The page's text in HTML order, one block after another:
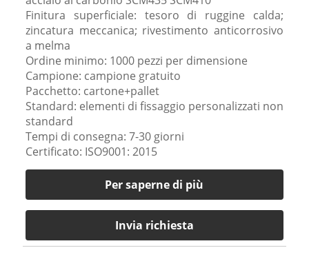
Finitura superficiale: tesoro di ruggine calda;
zincatura meccanica; rivestimento anticorrosivo
a melma
Ordine minimo: 1000 pezzi per dimensione
Campione: campione gratuito
Pacchetto: cartone+pallet
Standard: elementi di fissaggio personalizzati non
standard
Tempi di consegna: 7-30 giorni
Certificato: ISO9001: 2015
Per saperne di più
Invia richiesta